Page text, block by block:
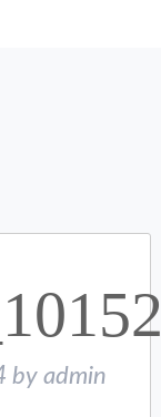
by admin